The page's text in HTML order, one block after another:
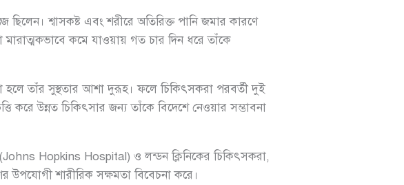
ছিলেন। শ্বাসকষ্ট এবং শরীরে অতিরিক্ত পানি জমার কারণে
কমে যাওয়ায় গত চার দিন ধরে তাঁকে
হলে তাঁর সুস্থতার আশা দুরূহ। ফলে চিকিৎসকরা পরবর্তী দুই
করে উন্নত চিকিৎসার জন্য তাঁকে বিদেশে নেওয়ার সম্ভাবনা
(Johns Hopkins Hospital) ও লন্ডন ক্লিনিকের চিকিৎসকরা,
উপযোগী শারীরিক সক্ষমতা বিবেচনা করে।